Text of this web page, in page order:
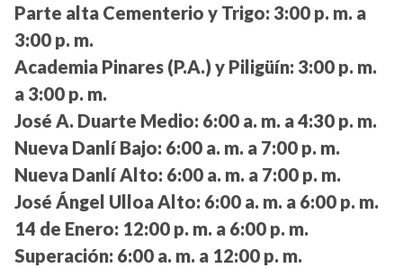
Parte alta Cementerio y Trigo: 3:00 p. m. a
3:00 p. m.
Academia Pinares (P.A.) y Piligüín: 3:00 p. m.
a 3:00 p. m.
José A. Duarte Medio: 6:00 a. m. a 4:30 p. m.
Nueva Danlí Bajo: 6:00 a. m. a 7:00 p. m.
Nueva Danlí Alto: 6:00 a. m. a 7:00 p. m.
José Ángel Ulloa Alto: 6:00 a. m. a 6:00 p. m.
14 de Enero: 12:00 p. m. a 6:00 p. m.
Superación: 6:00 a. m. a 12:00 p. m.